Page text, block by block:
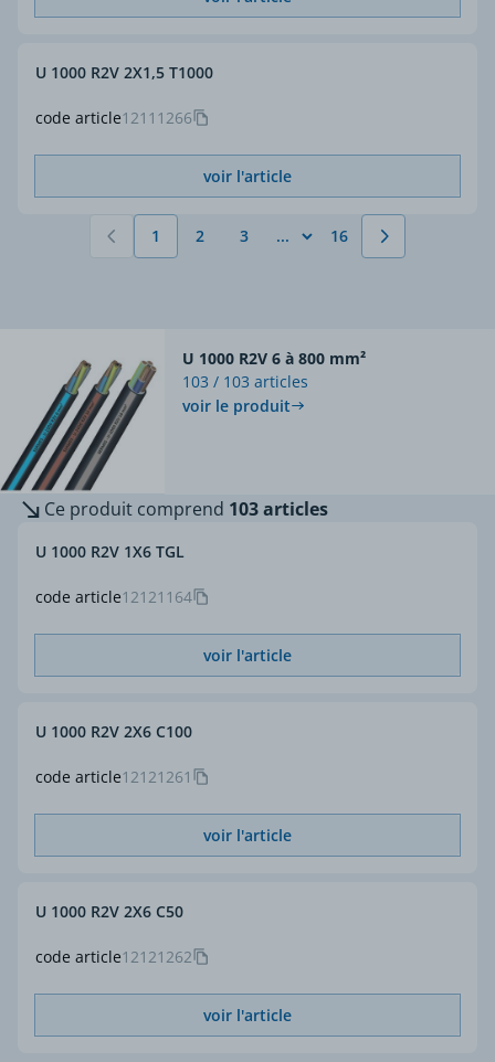
code article12111266
U 1000 R2V 2X1,5 T1000
voir l'article
Vous lisez actuellement la page
1 Page
2 Page
3 Page
16
U 1000 R2V 6 à 800 mm²
103 / 103 articles
voir le produit
Ce produit comprend 103 articles
code article12121164
U 1000 R2V 1X6 TGL
voir l'article
code article12121261
U 1000 R2V 2X6 C100
voir l'article
code article12121262
U 1000 R2V 2X6 C50
voir l'article